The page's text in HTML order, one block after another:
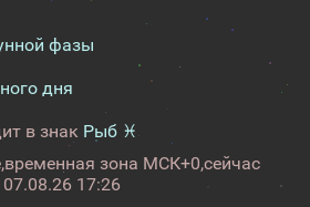
фазы
дня
в знак Рыб ♓
временная зона МСК+0,сейчас
07.08.26 17:26